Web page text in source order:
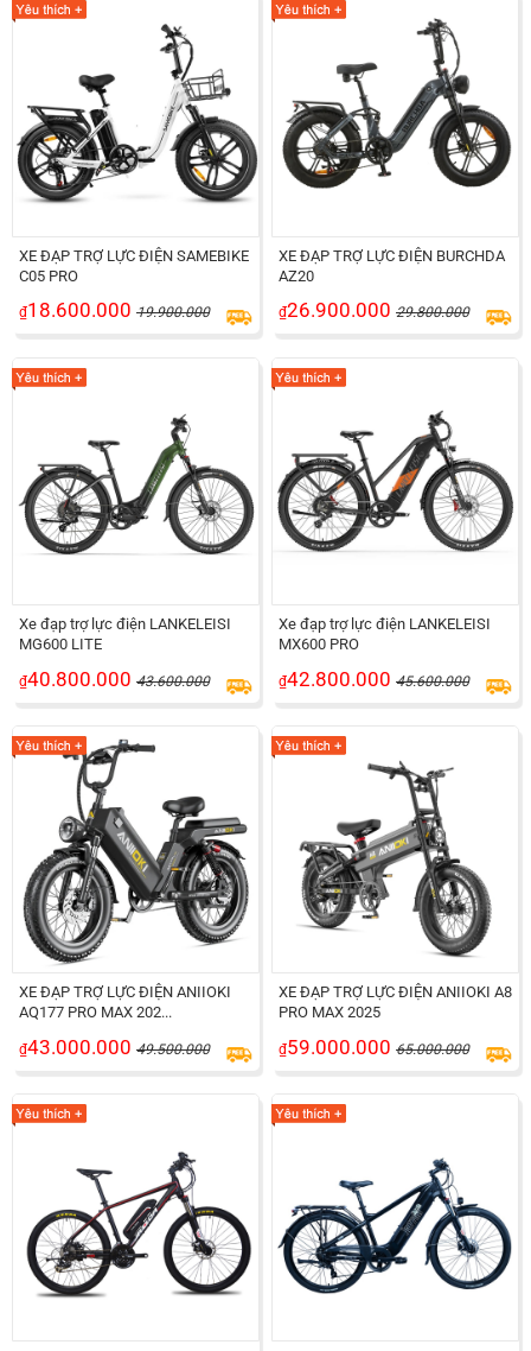
XE ĐẠP TRỢ LỰC ĐIỆN SAMEBIKE
C05 PRO
₫18.600.000 19.900.000
XE ĐẠP TRỢ LỰC ĐIỆN BURCHDA
AZ20
₫26.900.000 29.800.000
Xe đạp trợ lực điện LANKELEISI
MG600 LITE
₫40.800.000 43.600.000
Xe đạp trợ lực điện LANKELEISI
MX600 PRO
₫42.800.000 45.600.000
XE ĐẠP TRỢ LỰC ĐIỆN ANIIOKI
AQ177 PRO MAX 202...
₫43.000.000 49.500.000
XE ĐẠP TRỢ LỰC ĐIỆN ANIIOKI A8
PRO MAX 2025
₫59.000.000 65.000.000